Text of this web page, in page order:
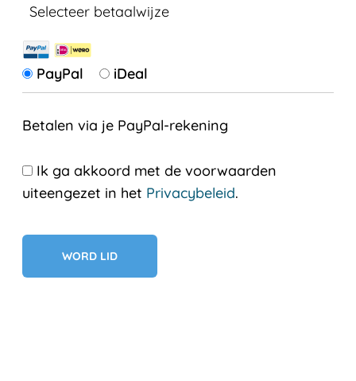
Selecteer betaalwijze
PayPal iDeal
Betalen via je PayPal-rekening
Ik ga akkoord met de voorwaarden
uiteengezet in het Privacybeleid.
Geen val